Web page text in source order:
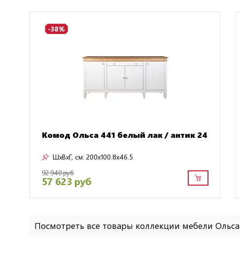
-38%
Комод Ольса 441 белый лак / антик 24
ШxВxГ, см: 200x100.8x46.5
92 940 руб
57 623 руб
Посмотреть все товары коллекции мебели Ольса